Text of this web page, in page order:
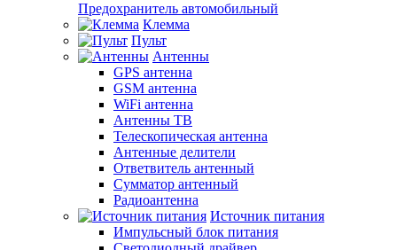
Предохранитель автомобильный
Клемма
Пульт
Антенны
GPS антенна
GSM антенна
WiFi антенна
Антенны ТВ
Телескопическая антенна
Антенные делители
Ответвитель антенный
Сумматор антенный
Радиоантенна
Источник питания
Импульсный блок питания